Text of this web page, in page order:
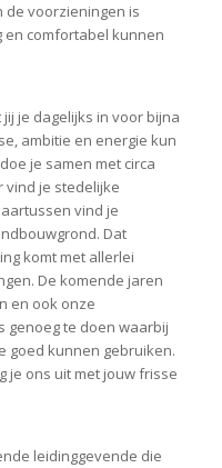
de voorzieningen is
en comfortabel kunnen
je dagelijks in voor bijna
ambitie en energie kun
je samen met circa
vind je stedelijke
vind je
Dat
komt met allerlei
De komende jaren
en ook onze
genoeg te doen waarbij
goed kunnen gebruiken.
je ons uit met jouw frisse
leidinggevende die